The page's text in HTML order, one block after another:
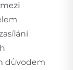
důvodem